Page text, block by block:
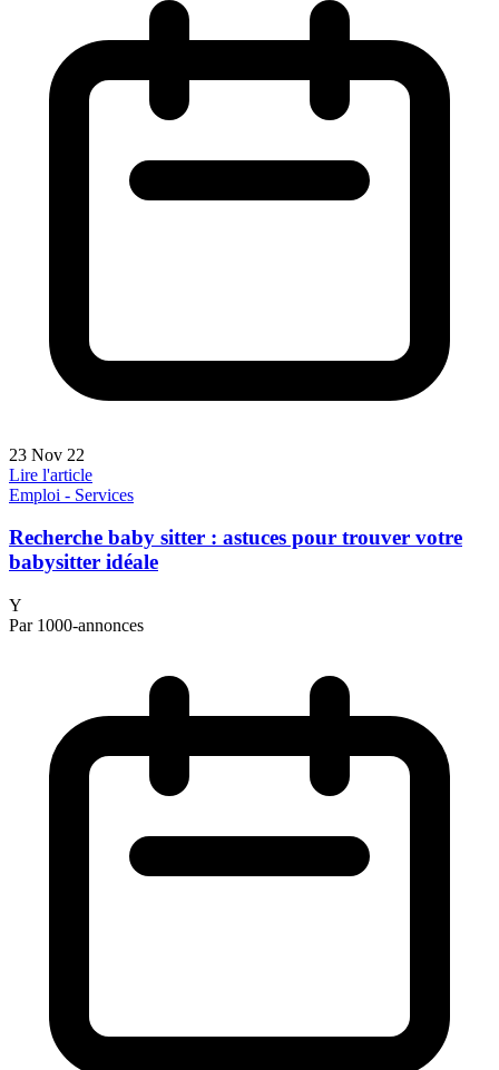
23 Nov 22
Lire l'article
Emploi - Services
Recherche baby sitter : astuces pour trouver votre
babysitter idéale
Y
Par 1000-annonces